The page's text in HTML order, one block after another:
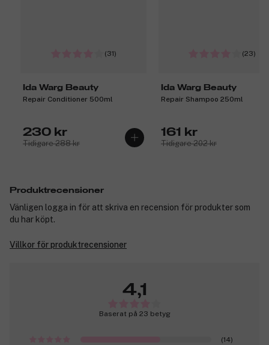
(31)
Ida Warg Beauty
Repair Conditioner 500ml
230 kr
Tidigare 288 kr
(23)
Ida Warg Beauty
Repair Shampoo 250ml
161 kr
Tidigare 202 kr
Produktrecensioner
Vänligen logga in för att skriva en recension för produkter som
du har köpt.
Villkor för produktrecensioner
4,1
Baserat på 23 betyg
(14)